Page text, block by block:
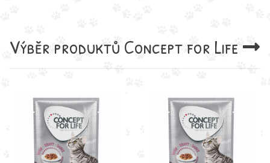
Výběr produktů Concept for Life